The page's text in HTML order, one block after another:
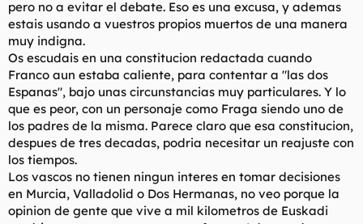
soberanos de ese territorio.
Independientemente de esto, el mero hecho de separarse de
España siginificaría la ruina, tanto para los vascos como para el
resto de españoles, suponiendo que el 50% que tú supones se
quiera separar.
¿Por qué ese 50% vale más que el otro 50% que no se quiere
separar?
Las decisiones importantes en política no se toman con
mayoría del 51% sino muchas veces con 2/3 de una cámara o
censo y en muchos casos con unanimidad.
pero no a evitar el debate. Eso es una excusa, y ademas
estais usando a vuestros propios muertos de una manera
muy indigna.
Os escudais en una constitucion redactada cuando
Franco aun estaba caliente, para contentar a "las dos
Espanas", bajo unas circunstancias muy particulares. Y lo
que es peor, con un personaje como Fraga siendo uno de
los padres de la misma. Parece claro que esa constitucion,
despues de tres decadas, podria necesitar un reajuste con
los tiempos.
Los vascos no tienen ningun interes en tomar decisiones
en Murcia, Valladolid o Dos Hermanas, no veo porque la
opinion de gente que vive a mil kilometros de Euskadi